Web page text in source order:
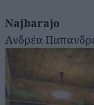
Najbarajo
Ανδρέα